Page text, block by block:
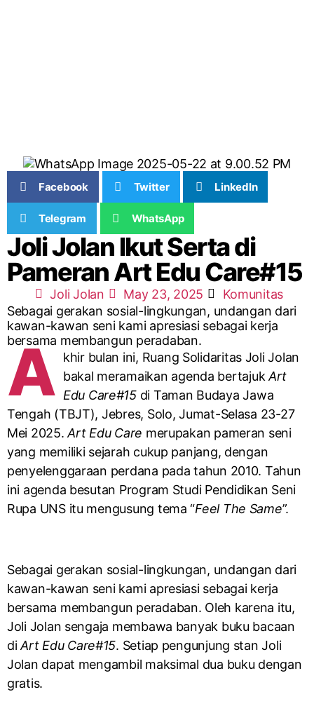
Facebook Twitter LinkedIn
Telegram WhatsApp
Joli Jolan Ikut Serta di
Pameran Art Edu Care#15
Joli Jolan May 23, 2025
Komunitas
Sebagai gerakan sosial-lingkungan, undangan dari
kawan-kawan seni kami apresiasi sebagai kerja
bersama membangun peradaban.
A khir bulan ini, Ruang Solidaritas Joli Jolan
bakal meramaikan agenda bertajuk Art
Edu Care#15di Taman Budaya Jawa
Tengah (TBJT), Jebres, Solo, Jumat-Selasa 23-27
Mei 2025.Art Edu Care merupakan pameran seni
yang memiliki sejarah cukup panjang, dengan
penyelenggaraan perdana pada tahun 2010. Tahun
ini agenda besutan Program Studi Pendidikan Seni
Rupa UNS itu mengusung tema “Feel The Same”.
Sebagai gerakan sosial-lingkungan, undangan dari
kawan-kawan seni kami apresiasi sebagai kerja
bersama membangun peradaban. Oleh karena itu,
Joli Jolan sengaja membawa banyak buku bacaan
diArt Edu Care#15. Setiap pengunjung stan Joli
Jolan dapat mengambil maksimal dua buku dengan
gratis.